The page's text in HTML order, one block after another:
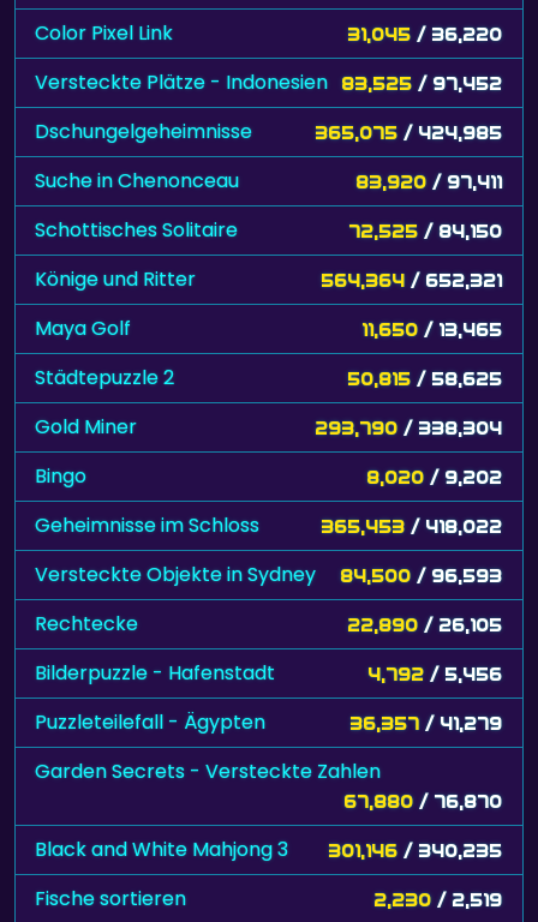
Color Pixel Link 31,045 / 36,220
Versteckte Plätze - Indonesien 83,525 / 97,452
Dschungelgeheimnisse 365,075 / 424,985
Suche in Chenonceau 83,920 / 97,411
Schottisches Solitaire 72,525 / 84,150
Könige und Ritter 564,364 / 652,321
Maya Golf 11,650 / 13,465
Städtepuzzle 2 50,815 / 58,625
Gold Miner 293,790 / 338,304
Bingo 8,020 / 9,202
Geheimnisse im Schloss 365,453 / 418,022
Versteckte Objekte in Sydney 84,500 / 96,593
Rechtecke 22,890 / 26,105
Bilderpuzzle - Hafenstadt 4,792 / 5,456
Puzzleteilefall - Ägypten 36,357 / 41,279
Garden Secrets - Versteckte Zahlen
67,880 / 76,870
Black and White Mahjong 3 301,146 / 340,235
Fische sortieren 2,230 / 2,519